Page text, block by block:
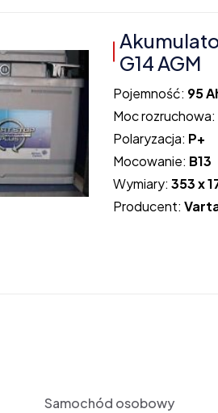
G14 AGM
Pojemność: 95
Moc rozruchowa:
Polaryzacja: P+
Mocowanie: B13
Wymiary:353 x
Producent:
Samochód osobowy